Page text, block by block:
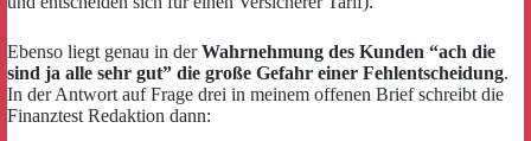
Ebenso liegt genau in derWahrnehmung des Kunden “ach die
sind ja alle sehr gut” die große Gefahr einer Fehlentscheidung.
In der Antwort auf Frage drei in meinem offenen Brief schreibt die
Finanztest Redaktion dann: